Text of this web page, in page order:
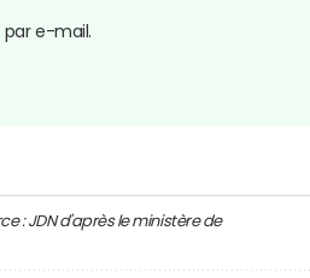
par e-mail.
: JDN d'après le ministère de